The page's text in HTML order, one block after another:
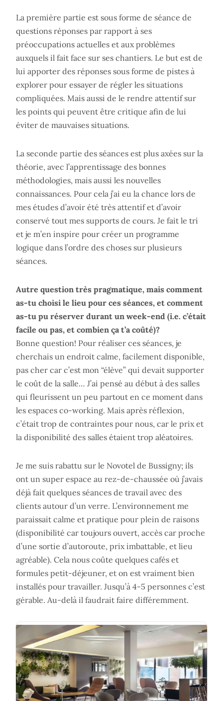
La première partie est sous forme de séance de
questions réponses par rapport à ses
préoccupations actuelles et aux problèmes
auxquels il fait face sur ses chantiers. Le but est de
lui apporter des réponses sous forme de pistes à
explorer pour essayer de régler les situations
compliquées. Mais aussi de le rendre attentif sur
les points qui peuvent être critique afin de lui
éviter de mauvaises situations.
La seconde partie des séances est plus axées sur la
théorie, avec l’apprentissage des bonnes
méthodologies, mais aussi les nouvelles
connaissances. Pour cela j’ai eu la chance lors de
mes études d’avoir été très attentif et d’avoir
conservé tout mes supports de cours. Je fait le tri
et je m’en inspire pour créer un programme
logique dans l’ordre des choses sur plusieurs
séances.
Autre question très pragmatique, mais comment
as-tu choisi le lieu pour ces séances, et comment
as-tu pu réserver durant un week-end (i.e. c’était
facile ou pas, et combien ça t’a coûté)?
Bonne question! Pour réaliser ces séances, je
cherchais un endroit calme, facilement disponible,
pas cher car c’est mon “élève” qui devait supporter
le coût de la salle… J’ai pensé au début à des salles
qui fleurissent un peu partout en ce moment dans
les espaces co-working. Mais après réflexion,
c’était trop de contraintes pour nous, car le prix et
la disponibilité des salles étaient trop aléatoires.
Je me suis rabattu sur le Novotel de Bussigny; ils
ont un super espace au rez-de-chaussée où j’avais
déjà fait quelques séances de travail avec des
clients autour d’un verre. L’environnement me
paraissait calme et pratique pour plein de raisons
(disponibilité car toujours ouvert, accès car proche
d’une sortie d’autoroute, prix imbattable, et lieu
agréable). Cela nous coûte quelques cafés et
formules petit-déjeuner, et on est vraiment bien
installés pour travailler. Jusqu’à 4-5 personnes c’est
gérable. Au-delà il faudrait faire différemment.